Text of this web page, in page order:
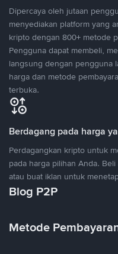
Dipercaya oleh jutaan
menyediakan platform yang
kripto dengan 800+ metode
Pengguna dapat membeli,
langsung dengan pengguna
harga dan metode
terbuka.
Berdagang pada harga
Perdagangkan kripto untuk
pada harga pilihan Anda.
atau buat iklan untuk
Blog P2P
Metode